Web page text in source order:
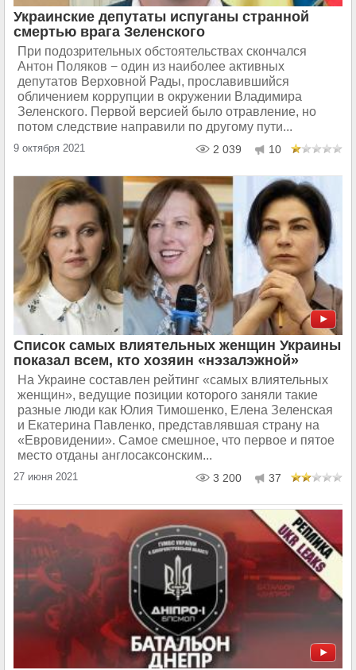
Украинские депутаты испуганы странной
смертью врага Зеленского
При подозрительных обстоятельствах скончался
Антон Поляков − один из наиболее активных
депутатов Верховной Рады, прославившийся
обличением коррупции в окружении Владимира
Зеленского. Первой версией было отравление, но
потом следствие направили по другому пути...
9 октября 2021 2 039 10
Список самых влиятельных женщин Украины
показал всем, кто хозяин «нэзалэжной»
На Украине составлен рейтинг «самых влиятельных
женщин», ведущие позиции которого заняли такие
разные люди как Юлия Тимошенко, Елена Зеленская
и Екатерина Павленко, представлявшая страну на
«Евровидении». Самое смешное, что первое и пятое
место отданы англосаксонским...
27 июня 2021 3 200 37